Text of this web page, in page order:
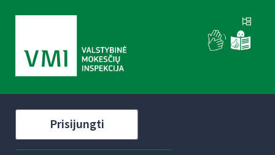
Prisijungti